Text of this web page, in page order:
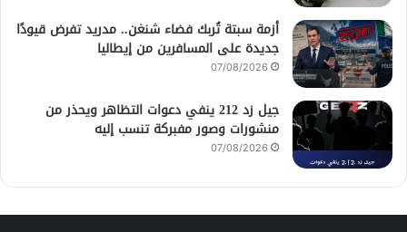
أزمة سبتة تُربك فضاء شنغن.. مدريد تفرض قيودًا
جديدة على المسافرين من إيطاليا
07/08/2026
جيل زد 212 ينفي دعوات التظاهر ويحذر من
منشورات وصور مفبركة تنسب إليه
07/08/2026